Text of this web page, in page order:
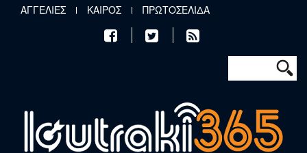
Παράκαμψη προς το κυρίως περιεχόμενο
ΑΓΓΕΛΙΕΣ ΚΑΙΡΟΣ ΠΡΩΤΟΣΕΛΙΔΑ
Φόρμα
Αναζήτηση